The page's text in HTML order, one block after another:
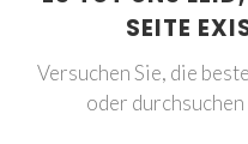
SEITE
Versuchen Sie, die
oder